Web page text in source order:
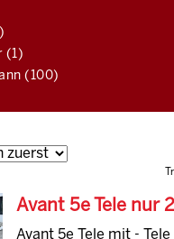
(1)
(100)
Avant 5e Tele nur
Avant 5e Tele mit -